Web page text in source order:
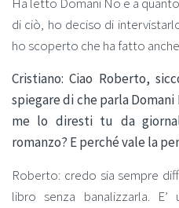
di ciò, ho deciso di
ho scoperto che ha fatto
Cristiano: Ciao Roberto,
spiegare di che parla
me lo diresti tu da
romanzo? E perché vale la
Roberto: credo sia sempre
libro senza banalizzarla.